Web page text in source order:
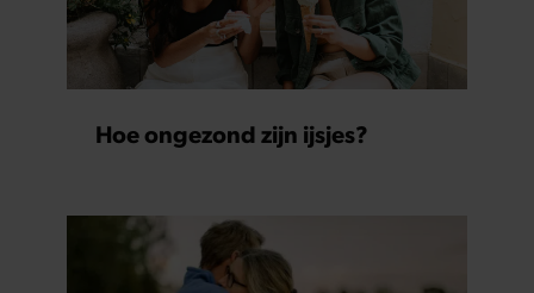
Hoe ongezond zijn ijsjes?